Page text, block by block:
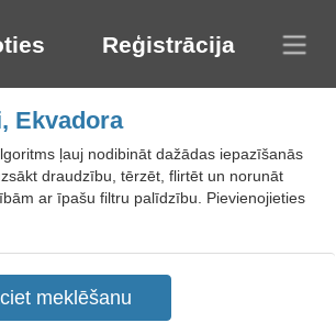
Reģistrācija
Ekvadora
ļauj nodibināt dažādas iepazīšanās
draudzību, tērzēt, flirtēt un norunāt
ar īpašu filtru palīdzību. Pievienojieties